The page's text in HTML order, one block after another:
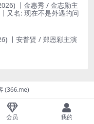
丨金惠秀 / 金志勋主
又名: 现在不是外遇的问
丨安普贤 / 郑恩彩主演
(366.me)
会员 我的